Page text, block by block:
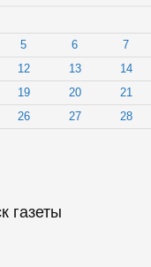
5 6 7
12 13 14
19 20 21
26 27 28
газеты